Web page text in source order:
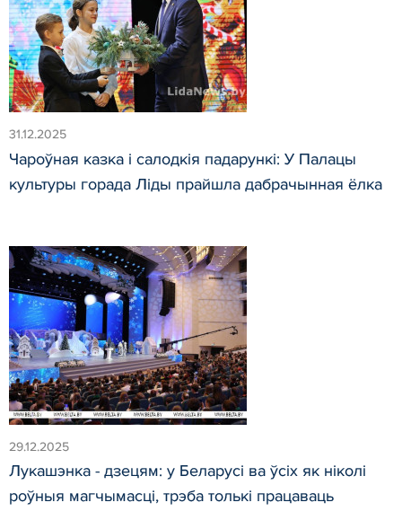
31.12.2025
Чароўная казка і салодкія падарункі: У Палацы
культуры горада Ліды прайшла дабрачынная ёлка
29.12.2025
Лукашэнка - дзецям: у Беларусі ва ўсіх як ніколі
роўныя магчымасці, трэба толькі працаваць